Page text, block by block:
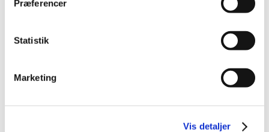
Præferencer
Statistik
Marketing
Vis detaljer
Bestsælgende varer i Hamster &